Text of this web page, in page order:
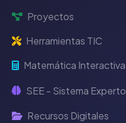
Proyectos
Herramientas TIC
Matemática Interactiva
SEE - Sistema Experto
Recursos Digitales